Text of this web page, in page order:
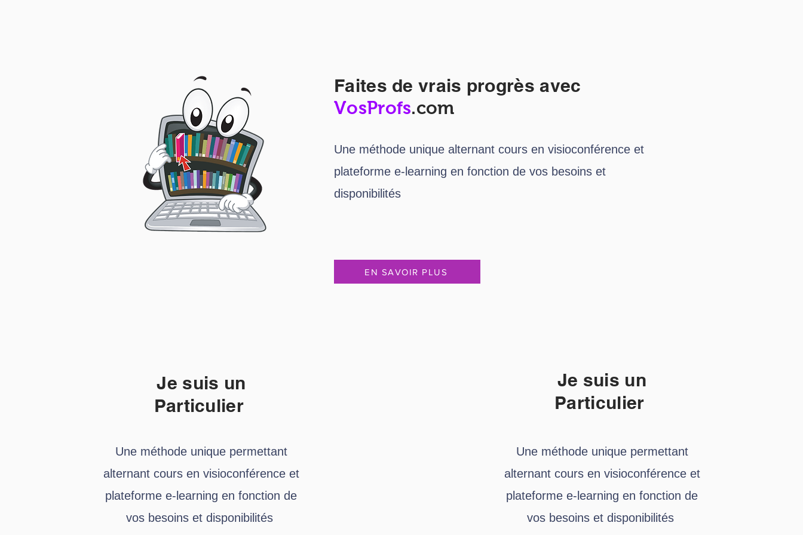
Faites de vrais progrès avec
VosProfs.com
Une méthode unique alternant cours en visioconférence et
plateforme e-learning en fonction de vos besoins et
disponibilités
EN SAVOIR PLUS
Je suis un
Particulier
Une méthode unique permettant
alternant cours en visioconférence et
plateforme e-learning en fonction de
vos besoins et disponibilités
Je suis un
Particulier
Une méthode unique permettant
alternant cours en visioconférence et
plateforme e-learning en fonction de
vos besoins et disponibilités